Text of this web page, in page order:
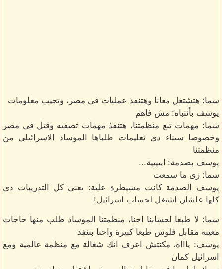
سما: هتشتغل معانا وهتنفذ عمليات فى مصر، وتجيب معلومات
يوسف بأنتباه: مش فاهم
سما: مهمات تبع منظمتنا، هتنفذ مهمات تصفيه وقتل فى مصر
وخصوصا سيناء دى تعليمات طلباها الموساد الاسرائيلى من
منظمتنا
يوسف بصدمة: اييييية...
سما: زى ما سمعت
يوسف الصدمة كانت مسيطرة علية: يعنى كل التدريبات دى
كلها علشان اشتغل لحساب اسرائيل!
سما: لا طبعا لحسابنا احنا، منظمتنا الموساد طلب منها حاجات
معينة مقابل فلوس طبعا كبيرة واحنا بننفذ
يوسف: ياااه، مكنتش اعرف انك شغالة مع منظمة عالمية ومع
اسرائيل كمان